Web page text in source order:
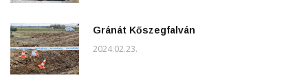
Gránát Kőszegfalván
2024.02.23.